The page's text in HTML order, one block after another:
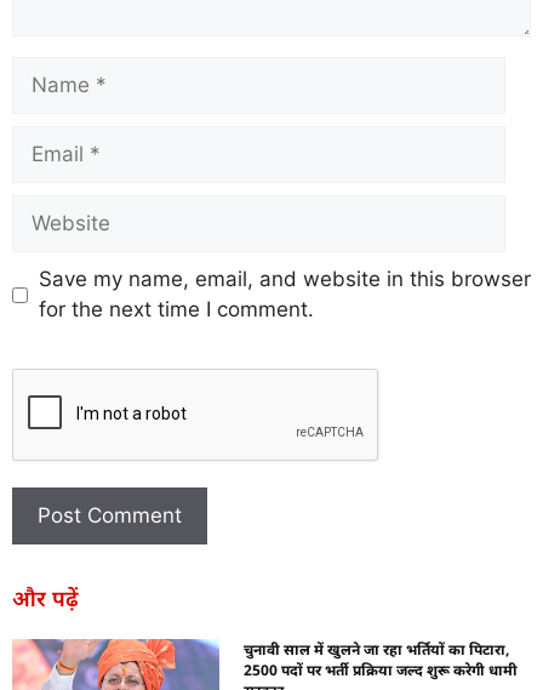
Save my name, email, and website in this browser
for the next time I comment.
और पढ़ें
चुनावी साल में खुलने जा रहा भर्तियों का पिटारा,
2500 पदों पर भर्ती प्रक्रिया जल्द शुरू करेगी धामी